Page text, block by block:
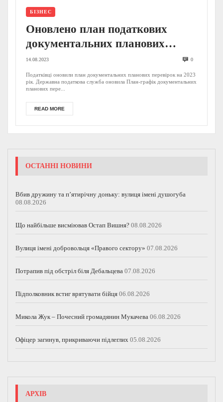
БІЗНЕС
Оновлено план податкових
документальних планових
перевірок на 2023 рік: у
переліку ФОПи, юрособи і не
тільки
14.08.2023 0
Податківці оновили план документальних планових перевірок на 2023
рік. Державна податкова служба оновила План-графік документальних
планових пере...
READ MORE
ОСТАННІ НОВИНИ
Вбив дружину та п’ятирічну доньку: вулиця імені душогуба
08.08.2026
Що найбільше висміював Остап Вишня? 08.08.2026
Вулиця імені добровольця «Правого сектору» 07.08.2026
Потрапив під обстріл біля Дебальцева 07.08.2026
Підполковник встиг врятувати бійця 06.08.2026
Микола Жук – Почесний громадянин Мукачева 06.08.2026
Офіцер загинув, прикриваючи підлеглих 05.08.2026
АРХІВ